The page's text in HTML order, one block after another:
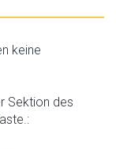
keine
Sektion des